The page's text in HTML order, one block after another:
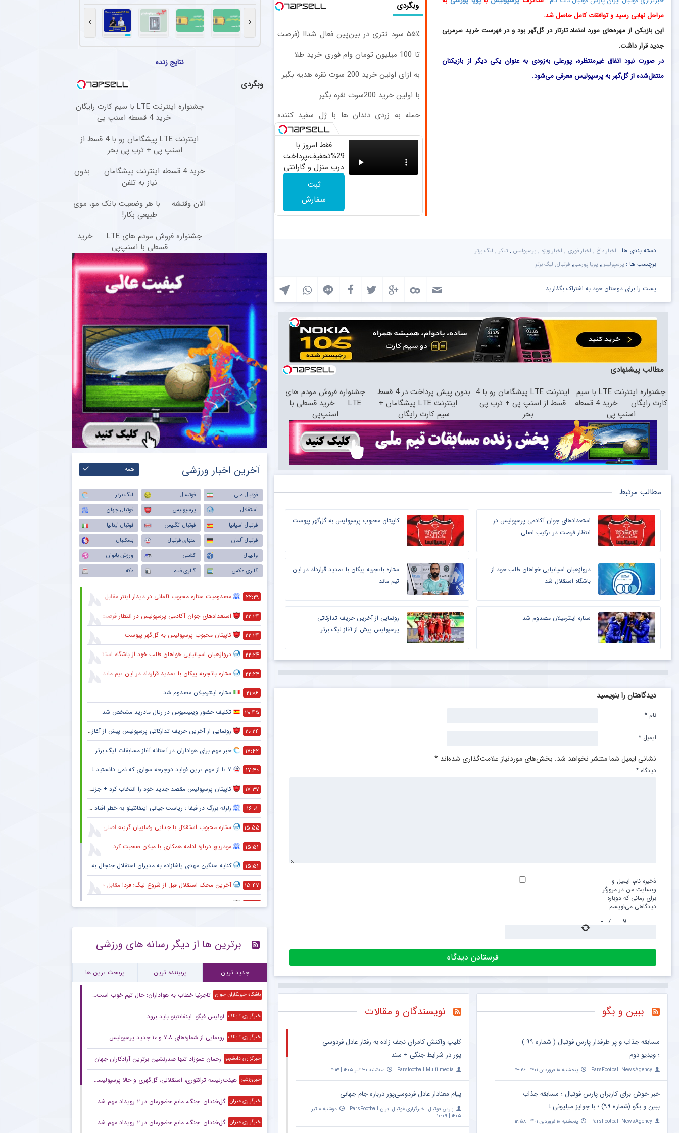
وبگردی
۵۵٪ سود تتری در بین‌پین فعال شد!! (فرصت
تا 100 میلیون تومان وام فوری خرید طلا
به ازای اولین خرید 200 سوت نقره هدیه بگیر
با اولین خرید 200سوت نقره بگیر
حمله به زردی دندان ها با ژل سفید کننده
فقط امروز با
29%تخفیف،پرداخت
درب منزل و گارانتی
وات بخر
ثبت
سفارش
مراحل نهایی رسید و توافقات کامل حاصل شد.
این بازیکن از مهره‌های مورد اعتماد تارتار در گل‌گهر بود و در فهرست خرید سرمربی
جدید قرار داشت.
در صورت نبود اتفاق غیرمنتظره، پورعلی به‌زودی به عنوان یکی دیگر از بازیکنان
منتقل‌شده از گل‌گهر به پرسپولیس معرفی می‌شود.
دسته بندی ها : اخبار داغ , اخبار فوری , اخبار ویژه , پرسپولیس , تیکر , لیگ برتر
برچسب ها : پرسپولیس, پویا پورعلی, فوتبال, لیگ برتر
پست را برای دوستان خود به اشتراک بگذارید
مطالب پیشنهادی
جشنواره اینترنت LTE با سیم
کارت رایگان
خرید 4 قسطه
اسنپ پی
اینترنت LTE پیشگامان رو با 4
قسط از اسنپ پی + ترب پی
بخر
بدون پیش پرداخت در 4 قسط
اینترنت LTE پیشگامان +
سیم کارت رایگان
جشنواره فروش مودم های
LTE
خرید قسطی با
اسنپ‌پی
مطالب مرتبط
استعدادهای جوان آکادمی پرسپولیس در
انتظار فرصت در ترکیب اصلی
کاپیتان محبوب پرسپولیس به گل‌گهر پیوست
دروازهبان اسپانیایی خواهان طلب خود از
باشگاه استقلال شد
ستاره باتجربه پیکان با تمدید قرارداد در این
تیم ماند
ستاره اینترمیلان مصدوم شد
رونمایی از آخرین حریف تدارکاتی
پرسپولیس پیش از آغاز لیگ برتر
دیدگاهتان را بنویسید
نشانی ایمیل شما منتشر نخواهد شد. بخش‌های موردنیاز علامت‌گذاری شده‌اند *
دیدگاه *
نام *
ایمیل *
ذخیره نام، ایمیل و
وبسایت من در مرورگر
برای زمانی که دوباره
دیدگاهی می‌نویسم.
9
−
7
=
ببین و بگو
مسابقه جذاب و پر طرفدار پارس فوتبال ( شماره ۹۹ )
؛ ویدیو دوم
ParsFootball NewsAgency پنجشنبه ۱۸ فروردین ۱۴۰۱ | ۱۳:۲۶
خبر خوش برای کاربران پارس فوتبال ؛ مسابقه جذاب
ببین و بگو (شماره ۹۹) ؛ با جوایز میلیونی !
ParsFootball NewsAgency پنجشنبه ۱۸ فروردین ۱۴۰۱ | ۱۲:۵۸
نویسندگان و مقالات
کلیپ واکنش کامران نجف زاده به رفتار عادل فردوسی
پور در شرایط جنگی + سند
Parsfootball Multi media سه‌شنبه ۳۰ تیر ۱۴۰۵ | ۱۱:۱۳
پیام معنادار عادل فردوسی‌پور درباره جام جهانی
پارس فوتبال ؛ خبرگزاری فوتبال ایران ParsFootball
دوشنبه ۸ تیر
۱۴۰۵ | ۱۰:۰۹
العربی کویت از تقابل با پرسپولیس جا زد و حاضر به مسابقه نشد.
اخبار یاسر آسانی پیشنهاد باشگاه پرسپولیس را نپذیرفت
آن طور که از شواهد و قرائن پیداست، دیدیه اندونگ در مسیر بازگشت به استقلال قرار دارد.
مربی جدید تیم امید پرسپولیس کار خود را به صورت رسمی در این باشگاه آغاز کرد + عکس
محسن مسلمان، هافبک سابق پرسپولیس، به عنوان دستیار بهار عبدی در کادر مربیگری تیم امید
‹
›
نتایج زنده
وبگردی
جشنواره اینترنت LTE با سیم کارت رایگان
خرید 4 قسطه اسنپ پی
اینترنت LTE پیشگامان رو با 4 قسط از
اسنپ پی + ترب پی بخر
خرید 4 قسطه اینترنت پیشگامان
بدون
نیاز به تلفن
الان وقتشه
با هر وضعیت بانک مو، موی
طبیعی بکار!
جشنواره فروش مودم های LTE
خرید
قسطی با اسنپ‌پی
آخرین اخبار ورزشی همه
فوتبال ملی فوتسال
لیگ برتر
استقلال
پرسپولیس
فوتبال جهان
فوتبال اسپانیا
فوتبال انگلیس
فوتبال ایتالیا
فوتبال آلمان
منهای فوتبال
بسکتبال
والیبال
کشتی
ورزش بانوان
گالری عکس
گالری فیلم دکه
۲۲:۲۹ مصدومیت ستاره محبوب آلمانی در دیدار اینتر مقابل میلان
۲۲:۲۴ استعدادهای جوان آکادمی پرسپولیس در انتظار فرصت در ترکیب اصلی
۲۲:۲۴ کاپیتان محبوب پرسپولیس به گل‌گهر پیوست
۲۲:۲۴ دروازهبان اسپانیایی خواهان طلب خود از باشگاه استقلال شد
۲۲:۲۴ ستاره باتجربه پیکان با تمدید قرارداد در این تیم ماند
۲۱:۰۶ ستاره اینترمیلان مصدوم شد
۲۰:۴۵ تکلیف حضور وینیسیوس در رئال مادرید مشخص شد
۲۰:۲۴ رونمایی از آخرین حریف تدارکاتی پرسپولیس پیش از آغاز لیگ برتر
۱۷:۴۲ خبر مهم برای هواداران در آستانه آغاز مسابقات لیگ برتر + جزئیات
۱۷:۴۰ ۷ تا از مهم ترین فواید دوچرخه سواری که نمی دانستید !
۱۷:۳۷ کاپیتان پرسپولیس مقصد جدید خود را انتخاب کرد + جزئیات
۱۶:۰۱ زلزله بزرگ در فیفا ؛ ریاست جیانی اینفانتینو به خطر افتاد !! + جزئیات
۱۵:۵۵ ستاره محبوب استقلال با جدایی رضاییان گزینه اصلی دفاع راست این تیم
۱۵:۵۱ مودریچ درباره ادامه همکاری با میلان صحبت کرد
۱۵:۵۱ کنایه سنگین مهدی پاشازاده به مدیران استقلال جنجال به پا کرد
۱۵:۴۷ آخرین محک استقلال قبل از شروع لیگ؛ فردا مقابل حریف تدارکاتی
۱۵:۴۵
۱۵:۴۱ پیام معنادار پیشکسوت استقلال درباره قرارداد رضاییان
۱۵:۳۷ آخرین بازی تدارکاتی استقلال پیش از لیگ + جزئیات
برترین ها از دیگر رسانه های ورزشی
جدید ترین پربیننده ترین پربحث ترین ها
باشگاه خبرنگاران جوان تاجرنیا خطاب به هواداران: حال تیم خوب است،باور کنید
خبرگزاری تابناک لوئیس فیگو: اینفانتینو باید برود
خبرگزاری تابناک رونمایی از شماره‌های ۷،۸ و ۱۰ جدید پرسپولیس
خبرگزاری دانشجو رحمان عموزاد تنها صدرنشین برترین آزادکاران جهان
خبرورزشی هیئت‌رئیسه تراکتوری، استقلالی، گل‌گهری و حالا پرسپولیسی! انتصاب‌های عجیب در باشگاه‌های خاص؛ فدراسیون حتما جوابگو باشد
خبرگزاری میزان گل‌خندان: جنگ، مانع حضورمان در ۲ رویداد مهم شد/ با قدرت برای بازی‌های آسیایی و سهمیه المپیک می‌جنگیم
خبرگزاری میزان گل‌خندان: جنگ، مانع حضورمان در ۲ رویداد مهم شد/ با قدرت برای بازی‌های آسیایی و سهمیه المپیک می‌جنگیم